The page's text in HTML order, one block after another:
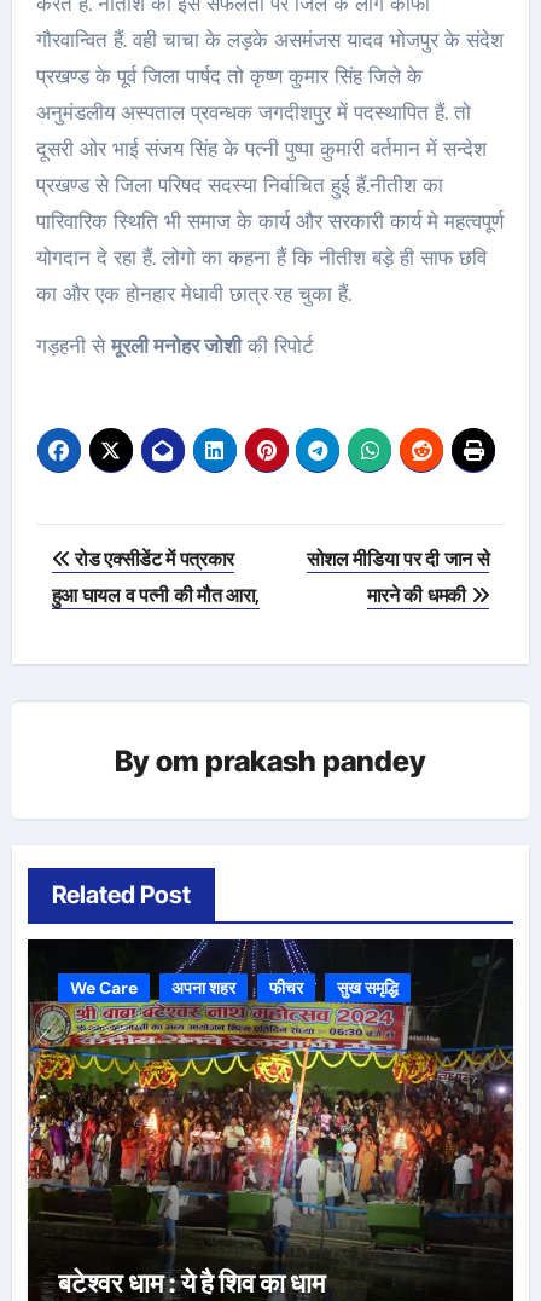
गौरवान्वित हैं. वही चाचा के लड़के असमंजस यादव भोजपुर के संदेश
प्रखण्ड के पूर्व जिला पार्षद तो कृष्ण कुमार सिंह जिले के
अनुमंडलीय अस्पताल प्रवन्धक जगदीशपुर में पदस्थापित हैं. तो
दूसरी ओर भाई संजय सिंह के पत्नी पुष्पा कुमारी वर्तमान में सन्देश
प्रखण्ड से जिला परिषद सदस्या निर्वाचित हुई हैं.नीतीश का
पारिवारिक स्थिति भी समाज के कार्य और सरकारी कार्य मे महत्वपूर्ण
योगदान दे रहा हैं. लोगो का कहना हैं कि नीतीश बड़े ही साफ छवि
का और एक होनहार मेधावी छात्र रह चुका हैं.
गड़हनी सेमूरली मनोहर जोशीकी रिपोर्ट
Post
navigation
रोड एक्सीडेंट में पत्रकार
हुआ घायल व पत्नी की मौत आरा,
सोशल मीडिया पर दी जान से
मारने की धमकी
Byom prakash pandey
Related Post
We Care अपना शहर फीचर सुख समृद्धि
बटेश्वर धाम : ये है शिव का धाम